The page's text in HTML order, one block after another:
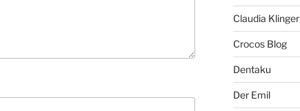
Claudia Klinger
Crocos Blog
Dentaku
Der Emil